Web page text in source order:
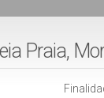
Praia,